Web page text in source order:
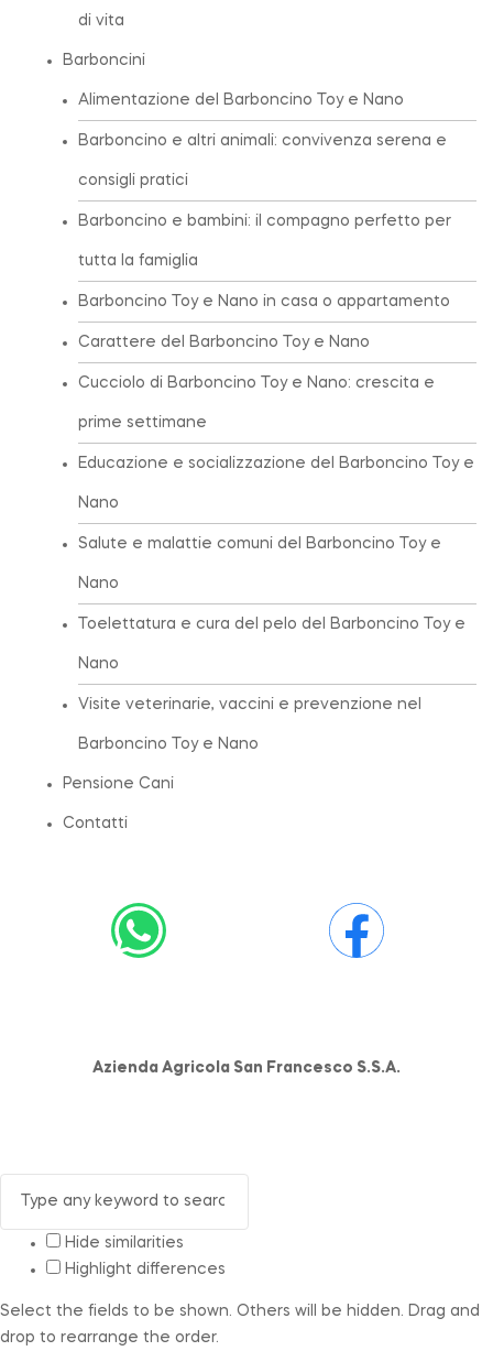
di vita
Barboncini
Alimentazione del Barboncino Toy e Nano
Barboncino e altri animali: convivenza serena e
consigli pratici
Barboncino e bambini: il compagno perfetto per
tutta la famiglia
Barboncino Toy e Nano in casa o appartamento
Carattere del Barboncino Toy e Nano
Cucciolo di Barboncino Toy e Nano: crescita e
prime settimane
Educazione e socializzazione del Barboncino Toy e
Nano
Salute e malattie comuni del Barboncino Toy e
Nano
Toelettatura e cura del pelo del Barboncino Toy e
Nano
Visite veterinarie, vaccini e prevenzione nel
Barboncino Toy e Nano
Pensione Cani
Contatti
Azienda Agricola San Francesco S.S.A.
Hide similarities
Highlight differences
Select the fields to be shown. Others will be hidden. Drag and
drop to rearrange the order.